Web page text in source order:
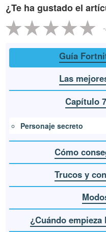
¿Te ha gustado el
-
Guía
Las
Capítulo
Personaje secreto
Cómo
Trucos y
¿Cuándo